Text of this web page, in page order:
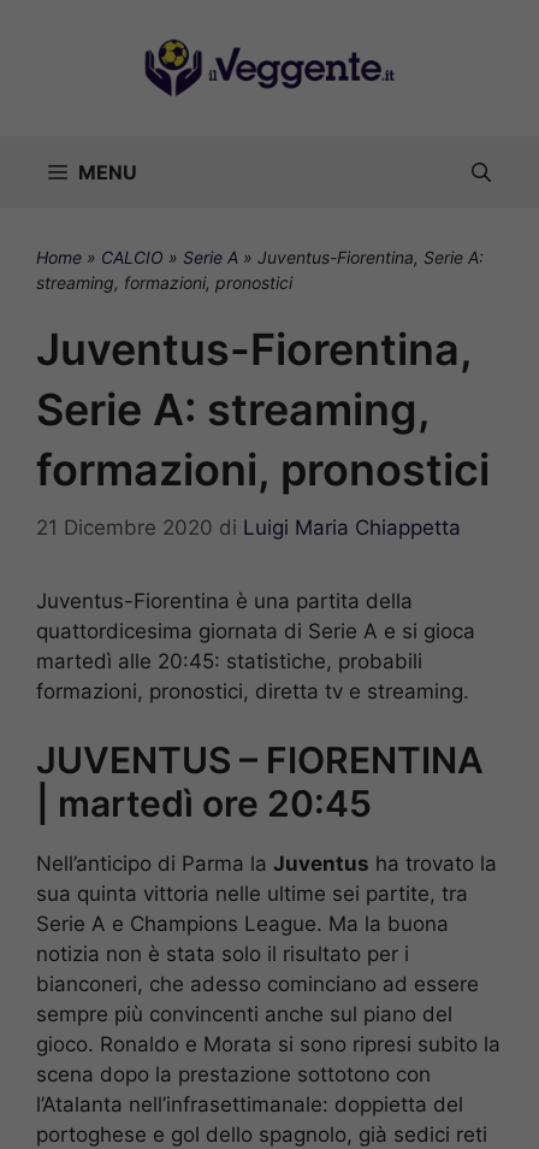
MENU
Home » CALCIO » Serie A » Juventus-Fiorentina, Serie A:
streaming, formazioni, pronostici
Juventus-Fiorentina,
Serie A: streaming,
formazioni, pronostici
21 Dicembre 2020 di Luigi Maria Chiappetta
Juventus-Fiorentina è una partita della
quattordicesima giornata di Serie A e si gioca
martedì alle 20:45: statistiche, probabili
formazioni, pronostici, diretta tv e streaming.
JUVENTUS – FIORENTINA
| martedì ore 20:45
Nell’anticipo di Parma la Juventus ha trovato la
sua quinta vittoria nelle ultime sei partite, tra
Serie A e Champions League. Ma la buona
notizia non è stata solo il risultato per i
bianconeri, che adesso cominciano ad essere
sempre più convincenti anche sul piano del
gioco. Ronaldo e Morata si sono ripresi subito la
scena dopo la prestazione sottotono con
l’Atalanta nell’infrasettimanale: doppietta del
portoghese e gol dello spagnolo, già sedici reti